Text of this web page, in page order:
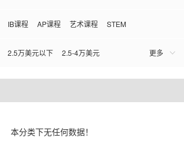
州
俄克拉荷马州 犹他州
IB课程 AP课程 艺术课程 STEM
更多
2.5万美元以下
2.5-4万美元
本分类下无任何数据！